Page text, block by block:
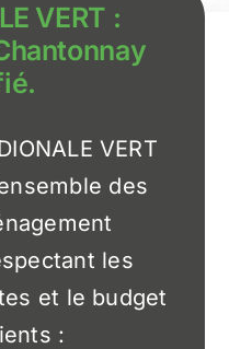
VERT :
VERT
des
les
et le budget
: